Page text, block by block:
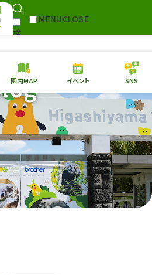
検
MENUCLOSE
本日の開園情報 チケ
園内MAP イベント
総合案内
動物園 植物園
再生プラン
東山動植物園
への支援
園内MAP イベント SNS